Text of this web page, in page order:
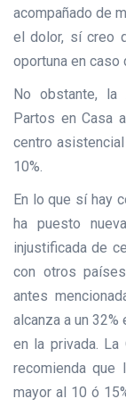
acompañado de
el dolor, sí creo
oportuna en caso
No obstante, la
Partos en Casa
centro
10%.
En lo que sí hay
ha puesto
injustificada de
con otros
antes
alcanza a un
en la privada. La
recomienda
mayor al 10 ó